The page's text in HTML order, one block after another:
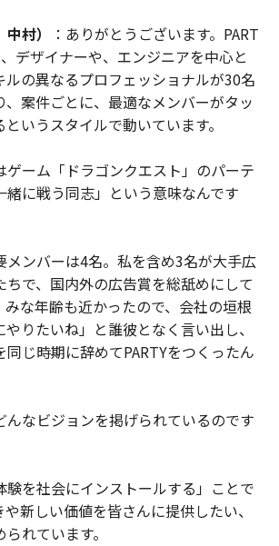
村）
：ありがとうございます。PART
デザイナーや、エンジニアを中心と
ルの異なるプロフェッショナルが30名
、案件ごとに、最適なメンバーがタッ
いうスタイルで動いています。
ゲーム「ドラゴンクエスト」のパーテ
緒に戦う同志」という意味なんです
メンバーは4名。私を含め3名が大手広
ちで、国内外の広告賞を総舐めにして
みな年齢も近かったので、会社の垣根
りたいね」と誰彼となく言い出し、
じ時期に辞めてPARTYをつくったん
んなビジョンを掲げられているのです
験を社会にインストールする」ことで
新しい価値を皆さんに提供したい、
れています。